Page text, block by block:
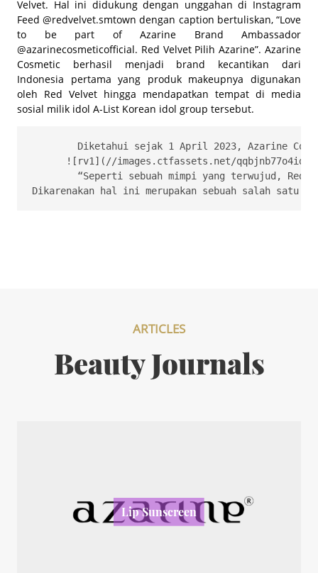
Velvet. Hal ini didukung dengan unggahan di Instagram
Feed @redvelvet.smtown dengan caption bertuliskan, “Love
to be part of Azarine Brand Ambassador
@azarinecosmeticofficial. Red Velvet Pilih Azarine”. Azarine
Cosmetic berhasil menjadi brand kecantikan dari
Indonesia pertama yang produk makeupnya digunakan
oleh Red Velvet hingga mendapatkan tempat di media
sosial milik idol A-List Korean idol group tersebut.
![rv1](//images.ctfassets.net/
ARTICLES
Beauty Journals
Lip Sunscreen